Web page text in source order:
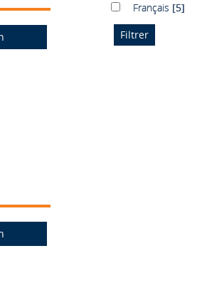
FrançaisFrançais [5]